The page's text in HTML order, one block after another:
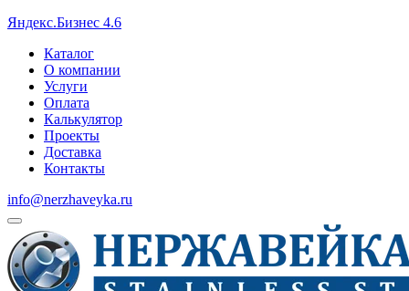
Яндекс.Бизнес 4.6
Каталог
О компании
Услуги
Оплата
Калькулятор
Проекты
Доставка
Контакты
info@nerzhaveyka.ru